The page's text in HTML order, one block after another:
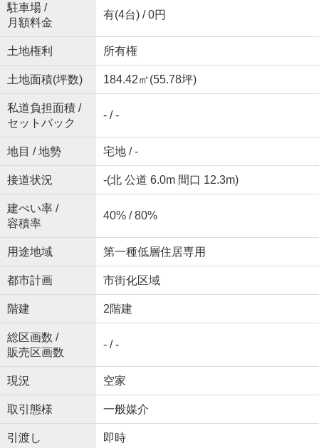
駐車場 /
月額料金
有(4台) / 0円
土地権利 所有権
土地面積(坪数) 184.42㎡(55.78坪)
私道負担面積 /
セットバック
- / -
地目 / 地勢 宅地 / -
接道状況 -(北 公道 6.0m 間口 12.3m)
建ぺい率 /
容積率
40% / 80%
用途地域 第一種低層住居専用
都市計画 市街化区域
階建 2階建
総区画数 /
販売区画数
- / -
現況 空家
取引態様 一般媒介
引渡し 即時